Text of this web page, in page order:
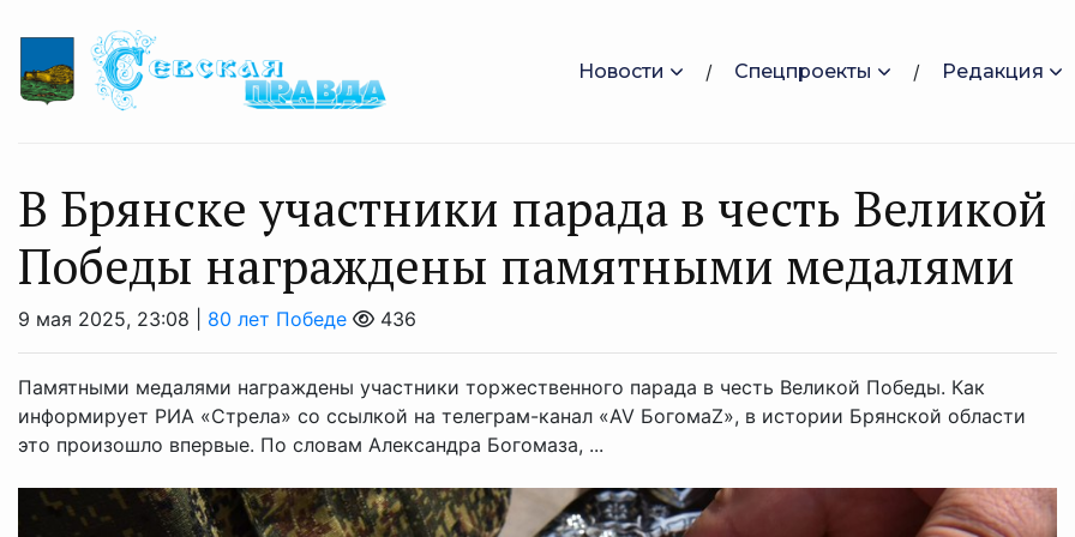
Новости Спецпроекты Редакция
В Брянске участники парада в честь Великой
Победы награждены памятными медалями
9 мая 2025, 23:08 | 80 лет Победе 436
Памятными медалями награждены участники торжественного парада в честь Великой Победы. Как
информирует РИА «Стрела» со ссылкой на телеграм-канал «AV БогомаZ», в истории Брянской области
это произошло впервые. По словам Александра Богомаза, ...